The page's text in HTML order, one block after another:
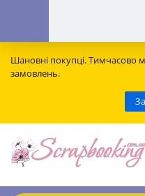
Шановні покупці. Тимчасово
замовлень.